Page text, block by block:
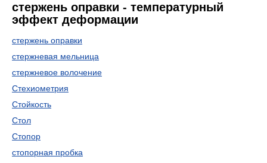
стержень оправки - температурный
эффект деформации
стержень оправки
стержневая мельница
стержневое волочение
Стехиометрия
Стойкость
Стол
Стопор
стопорная пробка